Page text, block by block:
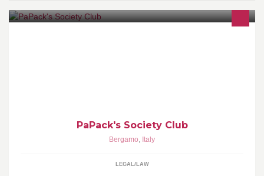
PaPack's Society Club
Bergamo, Italy
LEGAL/LAW